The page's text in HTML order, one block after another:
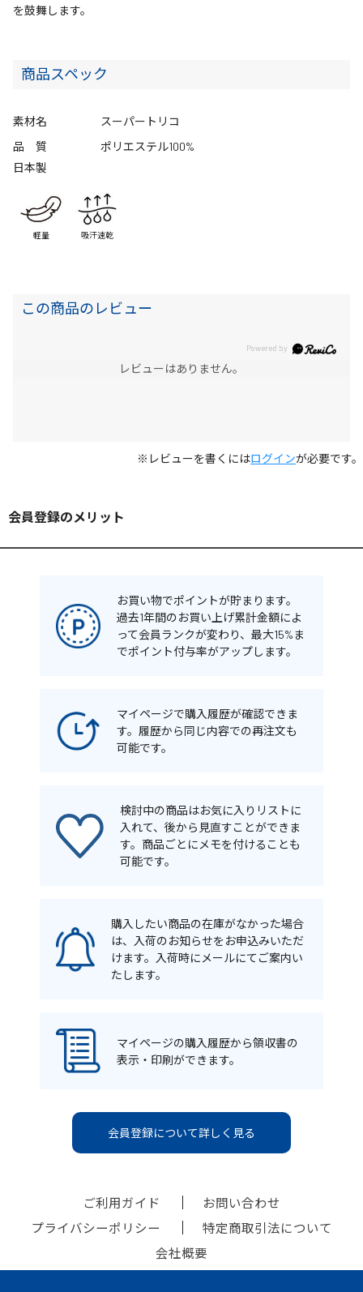
を鼓舞します。
商品スペック
素材名
スーパートリコ
品 質
ポリエステル100%
日本製
軽量 吸汗速乾
この商品のレビュー
レビューはありません。
※レビューを書くにはログインが必要です。
会員登録のメリット
お買い物でポイントが貯まります。
過去1年間のお買い上げ累計金額によ
って会員ランクが変わり、最大15%ま
でポイント付与率がアップします。
マイページで購入履歴が確認できま
す。履歴から同じ内容での再注文も
可能です。
検討中の商品はお気に入りリストに
入れて、後から見直すことができま
す。商品ごとにメモを付けることも
可能です。
購入したい商品の在庫がなかった場合
は、入荷のお知らせをお申込みいただ
けます。入荷時にメールにてご案内い
たします。
マイページの購入履歴から領収書の
表示・印刷ができます。
会員登録について詳しく見る
ご利用ガイド
お問い合わせ
プライバシーポリシー
特定商取引法について
会社概要